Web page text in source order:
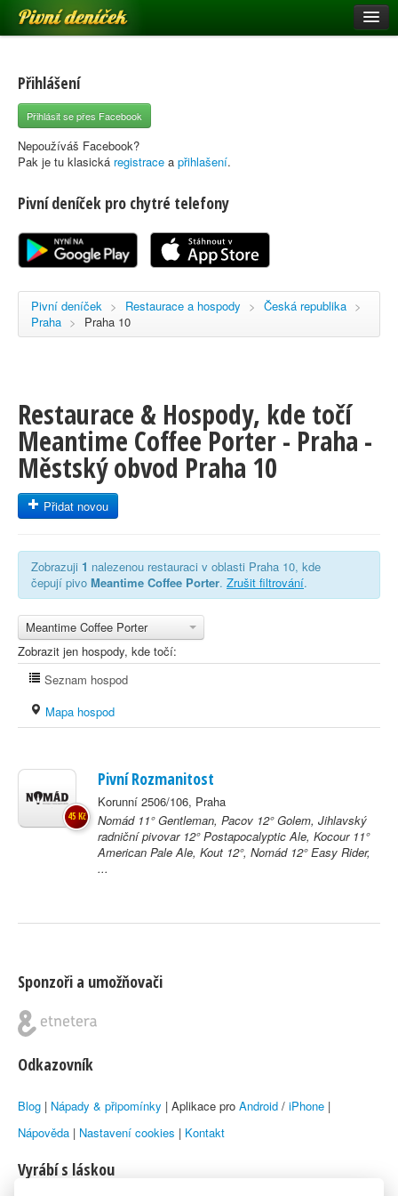
Pivní deníček
Pivní mapa
Pivní značky
Nápověda
Registrace
Přihlášení
Přihlásit se přes Facebook
Nepoužíváš Facebook?
Pak je tu klasická registrace a přihlašení.
Pivní deníček pro chytré telefony
Pivní deníček > Restaurace a hospody > Česká republika >
Praha > Praha 10
Restaurace & Hospody, kde točí
Meantime Coffee Porter - Praha -
Městský obvod Praha 10
Přidat novou
Zobrazuji 1 nalezenou restauraci v oblasti Praha 10, kde
čepují pivo Meantime Coffee Porter. Zrušit filtrování.
Meantime Coffee Porter
Zobrazit jen hospody, kde točí:
Seznam hospod
Mapa hospod
Pivní Rozmanitost
Korunní 2506/106, Praha
Nomád 11° Gentleman, Pacov 12° Golem, Jihlavský
radniční pivovar 12° Postapocalyptic Ale, Kocour 11°
American Pale Ale, Kout 12°, Nomád 12° Easy Rider,
...
45 Kč
Sponzoři a umožňovači
Odkazovník
Blog | Nápady & připomínky | Aplikace pro Android / iPhone |
Nápověda | Nastavení cookies | Kontakt
Vyrábí s láskou